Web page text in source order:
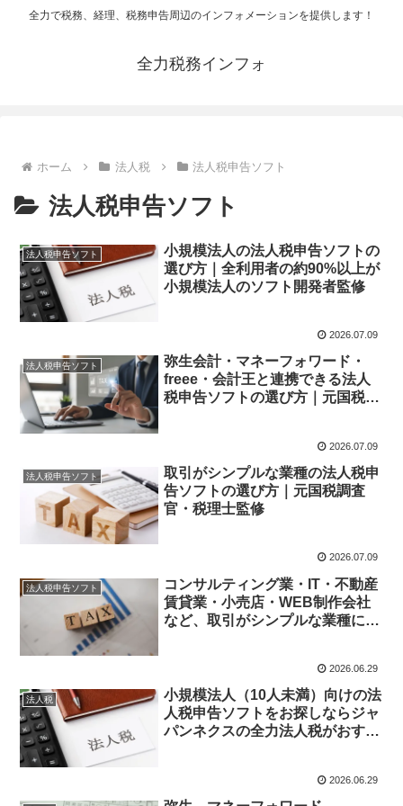
全力で税務、経理、税務申告周辺のインフォメーションを提供します！
全力税務インフォ
ホーム 法人税 法人税申告ソフト
法人税申告ソフト
法人税申告ソフト
小規模法人の法人税申告ソフトの
選び方｜全利用者の約90%以上が
小規模法人のソフト開発者監修
2026.07.09
法人税申告ソフト
弥生会計・マネーフォワード・
freee・会計王と連携できる法人
税申告ソフトの選び方｜元国税調
2026.07.09
法人税申告ソフト
取引がシンプルな業種の法人税申
告ソフトの選び方｜元国税調査
官・税理士監修
2026.07.09
法人税申告ソフト
コンサルティング業・IT・不動産
賃貸業・小売店・WEB制作会社
など、取引がシンプルな業種に強
2026.06.29
法人税
小規模法人（10人未満）向けの法
人税申告ソフトをお探しならジャ
パンネクスの全力法人税がおすす
2026.06.29